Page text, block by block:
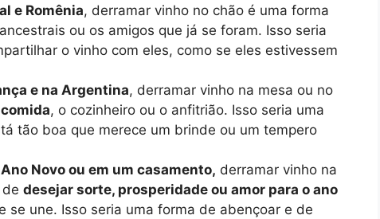
e Romênia, derramar vinho no chão é uma forma
ou os amigos que já se foram. Isso seria
o vinho com eles, como se eles estivessem
e na Argentina, derramar vinho na mesa ou no
, o cozinheiro ou o anfitrião. Isso seria uma
tão boa que merece um brinde ou um tempero
Novo ou em um casamento, derramar vinho na
desejar sorte, prosperidade ou amor para o ano
se une. Isso seria uma forma de abençoar e de